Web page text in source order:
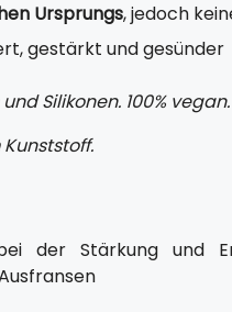
Ursprungs, jedoch
gestärkt und gesünder
Silikonen. 100%
Stärkung und